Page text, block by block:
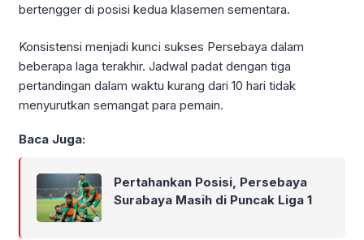
bertengger di posisi kedua klasemen sementara.
Konsistensi menjadi kunci sukses Persebaya dalam
beberapa laga terakhir. Jadwal padat dengan tiga
pertandingan dalam waktu kurang dari 10 hari tidak
menyurutkan semangat para pemain.
Baca Juga:
Pertahankan Posisi, Persebaya
Surabaya Masih di Puncak Liga 1